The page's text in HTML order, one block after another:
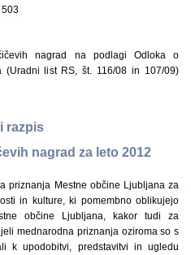
503
nagrad na podlagi Odloka o
(Uradni list RS, št. 116/08 in 107/09)
razpis
nagrad za leto 2012
priznanja Mestne občine Ljub­ljana za
in kulture, ki pomembno oblikujejo
občine Ljub­ljana, kakor tudi za
mednarodna priznanja oziroma so s
k upodobitvi, predstavitvi in ugledu